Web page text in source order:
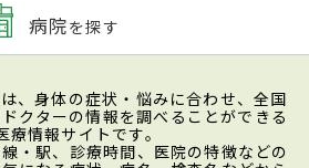
病院を探す
、身体の症状・悩みに合わせ、全国
クターの情報を調べることができる
療情報サイトです。
・駅、診療時間、医院の特徴などの